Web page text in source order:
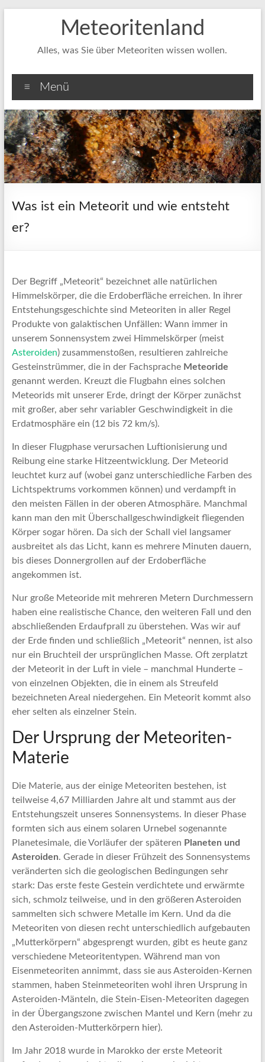
Meteoritenland
Alles, was Sie über Meteoriten wissen wollen.
Menü
Was ist ein Meteorit und wie entsteht
er?
Der Begriff „Meteorit“ bezeichnet alle natürlichen
Himmelskörper, die die Erdoberfläche erreichen. In ihrer
Entstehungsgeschichte sind Meteoriten in aller Regel
Produkte von galaktischen Unfällen: Wann immer in
unserem Sonnensystem zwei Himmelskörper (meist
Asteroiden) zusammenstoßen, resultieren zahlreiche
Gesteinstrümmer, die in der Fachsprache Meteoride
genannt werden. Kreuzt die Flugbahn eines solchen
Meteorids mit unserer Erde, dringt der Körper zunächst
mit großer, aber sehr variabler Geschwindigkeit in die
Erdatmosphäre ein (12 bis 72 km/s).
In dieser Flugphase verursachen Luftionisierung und
Reibung eine starke Hitzeentwicklung. Der Meteorid
leuchtet kurz auf (wobei ganz unterschiedliche Farben des
Lichtspektrums vorkommen können) und verdampft in
den meisten Fällen in der oberen Atmosphäre. Manchmal
kann man den mit Überschallgeschwindigkeit fliegenden
Körper sogar hören. Da sich der Schall viel langsamer
ausbreitet als das Licht, kann es mehrere Minuten dauern,
bis dieses Donnergrollen auf der Erdoberfläche
angekommen ist.
Nur große Meteoride mit mehreren Metern Durchmessern
haben eine realistische Chance, den weiteren Fall und den
abschließenden Erdaufprall zu überstehen. Was wir auf
der Erde finden und schließlich „Meteorit“ nennen, ist also
nur ein Bruchteil der ursprünglichen Masse. Oft zerplatzt
der Meteorit in der Luft in viele – manchmal Hunderte –
von einzelnen Objekten, die in einem als Streufeld
bezeichneten Areal niedergehen. Ein Meteorit kommt also
eher selten als einzelner Stein.
Der Ursprung der Meteoriten-
Materie
Die Materie, aus der einige Meteoriten bestehen, ist
teilweise 4,67 Milliarden Jahre alt und stammt aus der
Entstehungszeit unseres Sonnensystems. In dieser Phase
formten sich aus einem solaren Urnebel sogenannte
Planetesimale, die Vorläufer der späteren Planeten und
Asteroiden. Gerade in dieser Frühzeit des Sonnensystems
veränderten sich die geologischen Bedingungen sehr
stark: Das erste feste Gestein verdichtete und erwärmte
sich, schmolz teilweise, und in den größeren Asteroiden
sammelten sich schwere Metalle im Kern. Und da die
Meteoriten von diesen recht unterschiedlich aufgebauten
„Mutterkörpern“ abgesprengt wurden, gibt es heute ganz
verschiedene Meteoritentypen. Während man von
Eisenmeteoriten annimmt, dass sie aus Asteroiden-Kernen
stammen, haben Steinmeteoriten wohl ihren Ursprung in
Asteroiden-Mänteln, die Stein-Eisen-Meteoriten dagegen
in der Übergangszone zwischen Mantel und Kern (mehr zu
den Asteroiden-Mutterkörpern hier).
Im Jahr 2018 wurde in Marokko der erste Meteorit